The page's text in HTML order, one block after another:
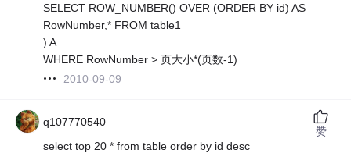
SELECT ROW_NUMBER() OVER (ORDER BY id) AS
RowNumber,* FROM table1
) A
WHERE RowNumber > 页大小*(页数-1)
2010-09-09
q107770540
select top 20 * from table order by id desc
赞